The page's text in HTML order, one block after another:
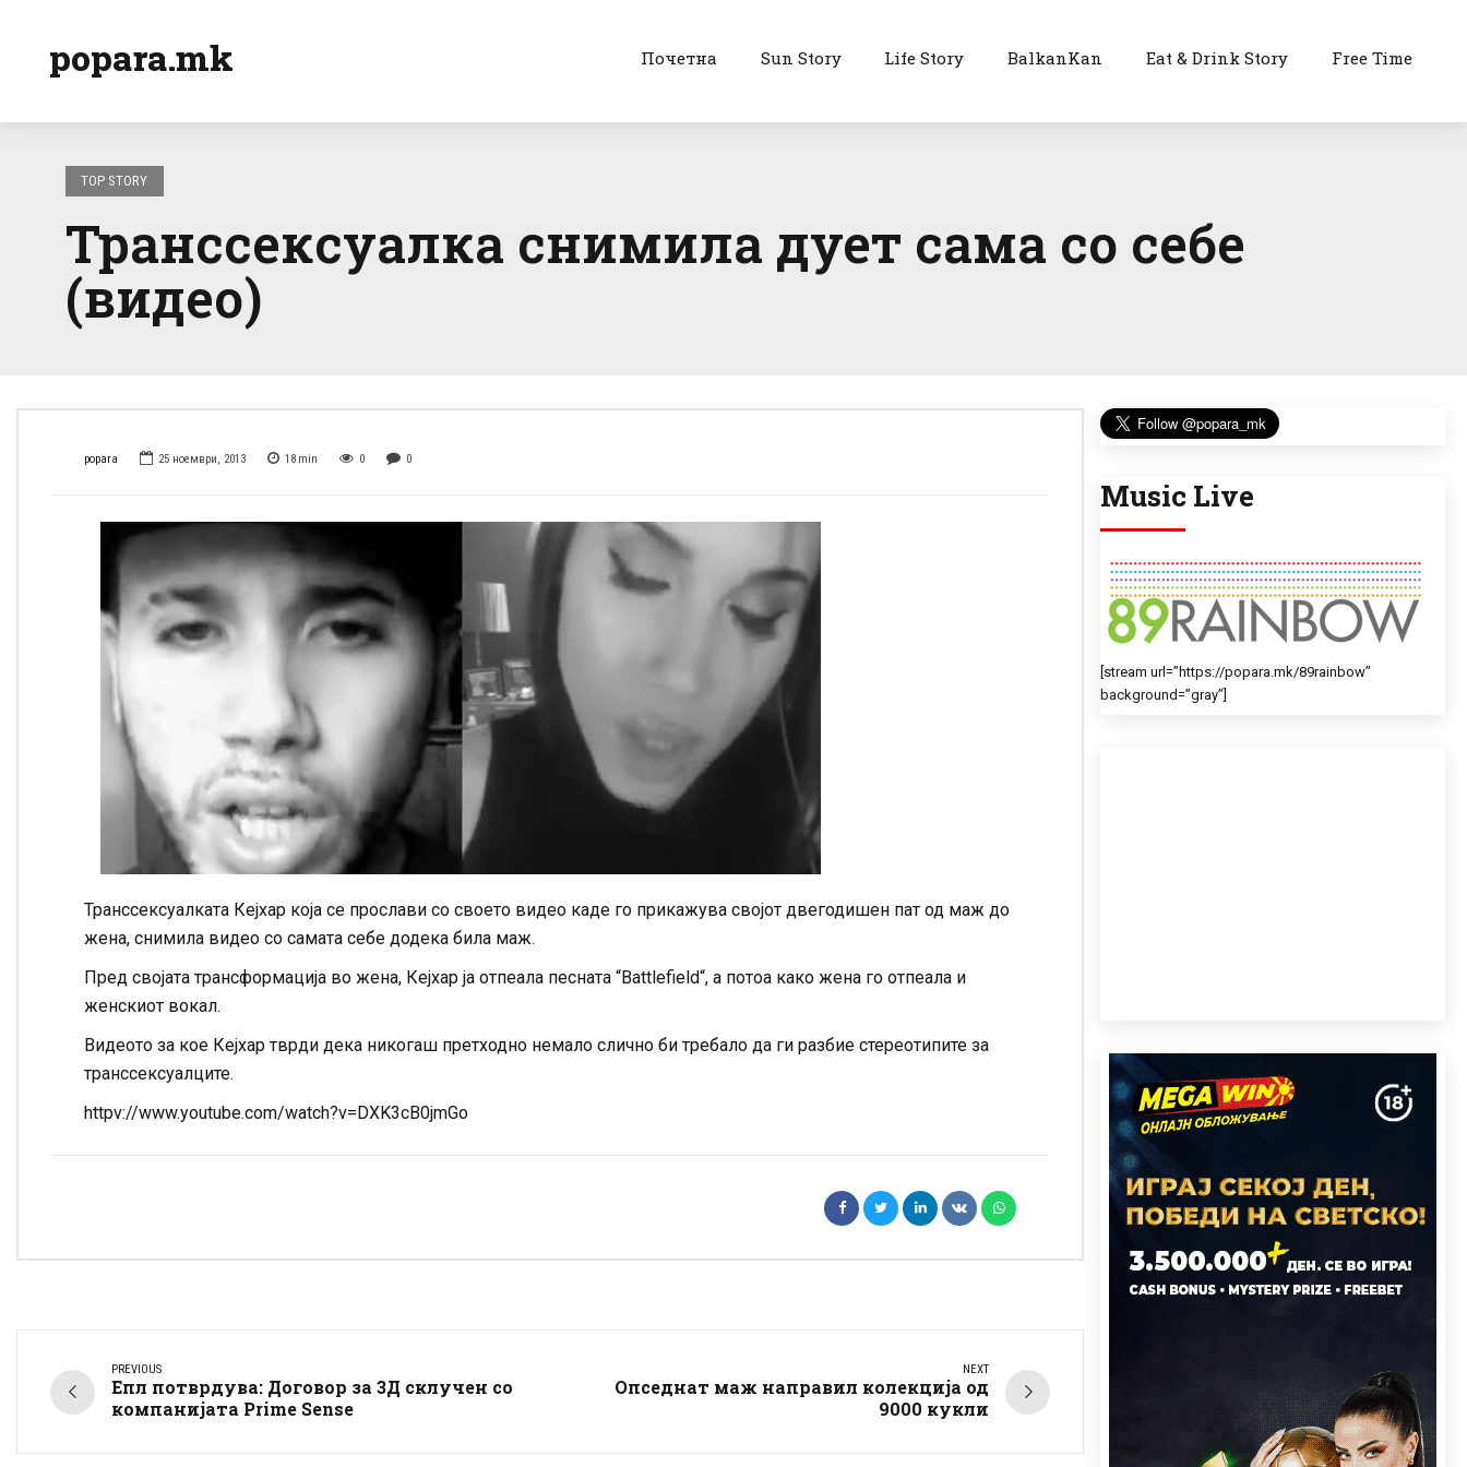
popara.mk Почетна Sun Story Life Story BalkanKan Eat & Drink Story Free Time
TOP STORY
Транссексуалка снимила дует сама со себе
(видео)
popara 25 ноември, 2013 18 min 0 0
Транссексуалката Кејхар која се прослави со своето видео каде го прикажува својот двегодишен пат од маж до
жена, снимила видео со самата себе додека била маж.
Пред својата трансформација во жена, Кејхар ја отпеала песната “Battlefield“, а потоа како жена го отпеала и
женскиот вокал.
Видеото за кое Кејхар тврди дека никогаш претходно немало слично би требало да ги разбие стереотипите за
транссексуалците.
httpv://www.youtube.com/watch?v=DXK3cB0jmGo
PREVIOUS
Епл потврдува: Договор за 3Д склучен со
компанијата Prime Sense
NEXT
Опседнат маж направил колекција од
9000 кукли
Music Live
[stream url=”https://popara.mk/89rainbow”
background=”gray”]